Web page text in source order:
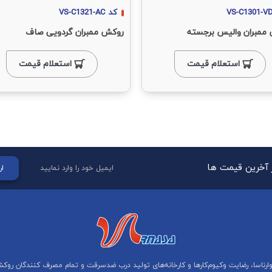
VS-C1301-
والیس برجسته
استعلام قیمت
کد VS-C1321-AC
روکش ممبران گردویی صاف
استعلام قیمت
آخرین قیمت ها